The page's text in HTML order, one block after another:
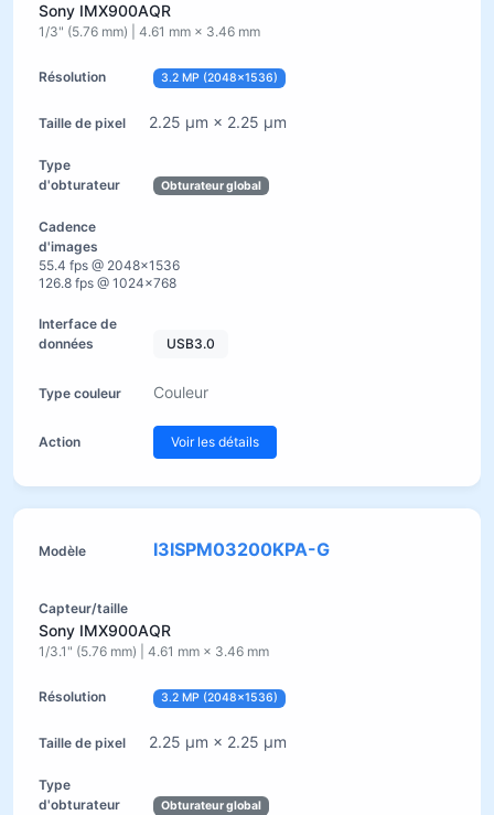
Sony IMX900AQR
1/3" (5.76 mm) | 4.61 mm × 3.46 mm
3.2 MP (2048×1536)
2.25 µm × 2.25 µm
Obturateur global
55.4 fps @ 2048×1536
126.8 fps @ 1024×768
USB3.0
Couleur
Voir les détails
I3ISPM03200KPA-G
Sony IMX900AQR
1/3.1" (5.76 mm) | 4.61 mm × 3.46 mm
3.2 MP (2048×1536)
2.25 µm × 2.25 µm
Obturateur global